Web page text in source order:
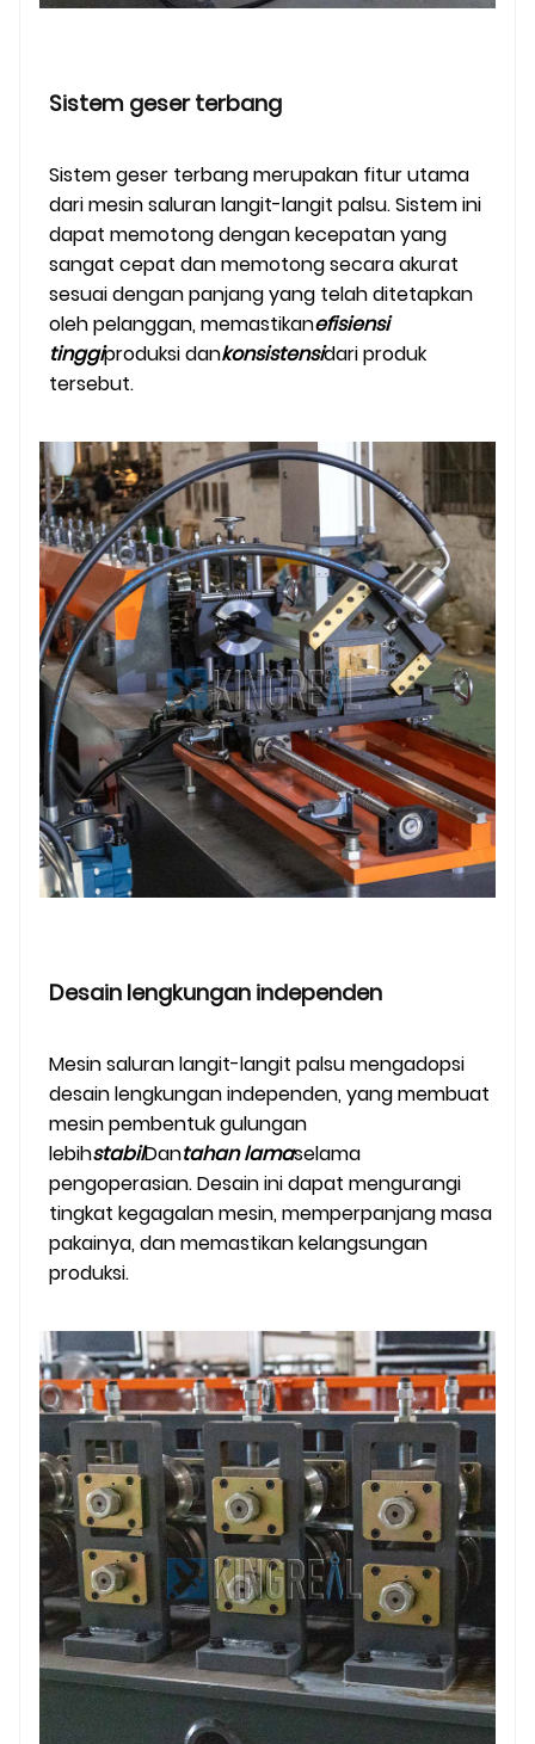
Sistem geser terbang
Sistem geser terbang merupakan fitur utama
dari mesin saluran langit-langit palsu. Sistem ini
dapat memotong dengan kecepatan yang
sangat cepat dan memotong secara akurat
sesuai dengan panjang yang telah ditetapkan
oleh pelanggan, memastikanefisiensi
tinggiproduksi dankonsistensidari produk
tersebut.
Desain lengkungan independen
Mesin saluran langit-langit palsu mengadopsi
desain lengkungan independen, yang membuat
mesin pembentuk gulungan
lebihstabilDantahan lamaselama
pengoperasian. Desain ini dapat mengurangi
tingkat kegagalan mesin, memperpanjang masa
pakainya, dan memastikan kelangsungan
produksi.